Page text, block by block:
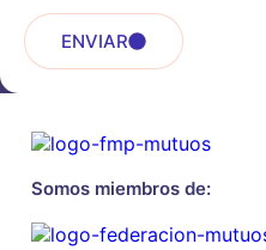
ENVIAR
Somos miembros de: